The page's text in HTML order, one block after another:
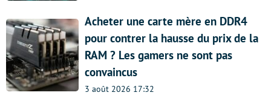
Acheter une carte mère en DDR4
pour contrer la hausse du prix de la
RAM ? Les gamers ne sont pas
convaincus
3 août 2026 17:32